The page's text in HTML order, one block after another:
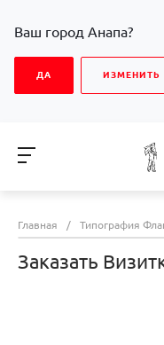
Ваш город Анапа?
ДА ИЗМЕНИТЬ
Главная / Типография
Заказать